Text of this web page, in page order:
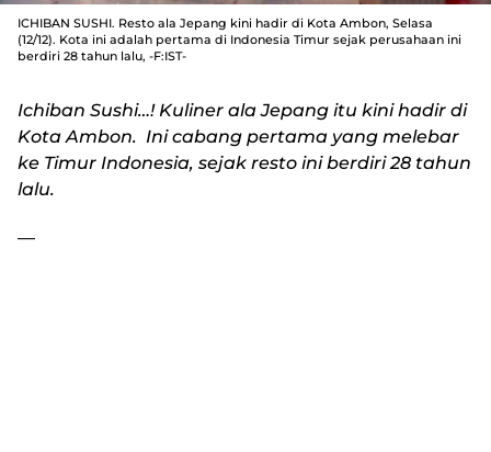
ICHIBAN SUSHI. Resto ala Jepang kini hadir di Kota Ambon, Selasa
(12/12). Kota ini adalah pertama di Indonesia Timur sejak perusahaan ini
berdiri 28 tahun lalu, -F:IST-
Ichiban Sushi…! Kuliner ala Jepang itu kini hadir di
Kota Ambon. Ini cabang pertama yang melebar
ke Timur Indonesia, sejak resto ini berdiri 28 tahun
lalu.
—